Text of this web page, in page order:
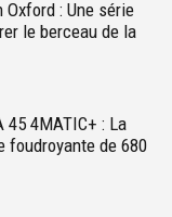
: Une série
le berceau de la
45 4MATIC+ : La
foudroyante de 680